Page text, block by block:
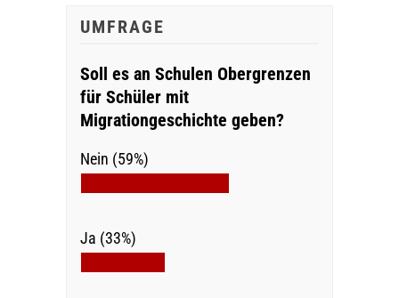
UMFRAGE
Soll es an Schulen Obergrenzen
für Schüler mit
Migrationgeschichte geben?
Nein (59%)
Ja (33%)